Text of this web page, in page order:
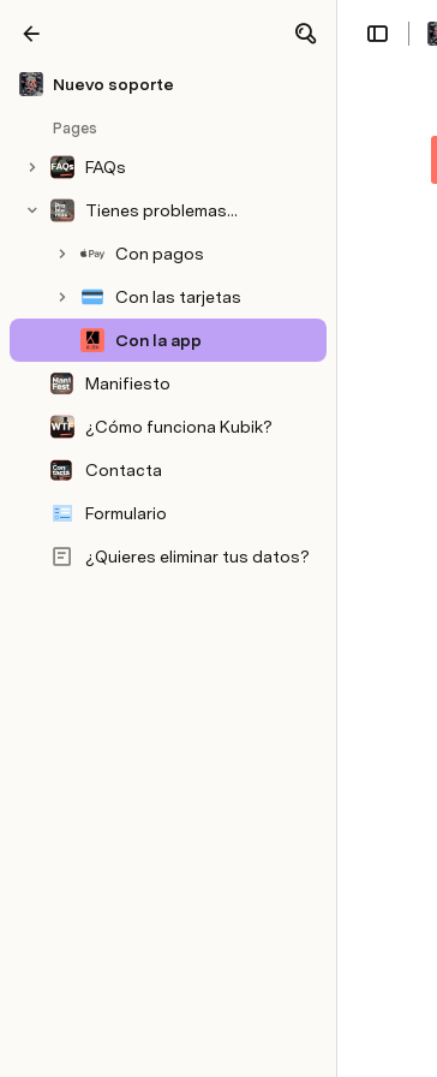
Nuevo soporte
Pages
FAQs
Tienes problemas...
Con pagos
Con las tarjetas
Con la app
Manifiesto
¿Cómo funciona Kubik?
Contacta
Formulario
¿Quieres eliminar tus datos?